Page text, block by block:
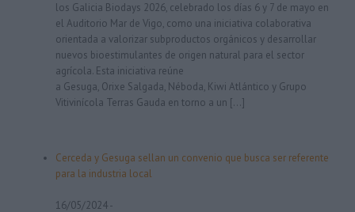
los Galicia Biodays 2026, celebrado los días 6 y 7 de mayo en
el Auditorio Mar de Vigo, como una iniciativa colaborativa
orientada a valorizar subproductos orgánicos y desarrollar
nuevos bioestimulantes de origen natural para el sector
agrícola. Esta iniciativa reúne
a Gesuga, Orixe Salgada, Néboda, Kiwi Atlántico y Grupo
Vitivinícola Terras Gauda en torno a un […]
Cerceda y Gesuga sellan un convenio que busca ser referente
para la industria local
16/05/2024-